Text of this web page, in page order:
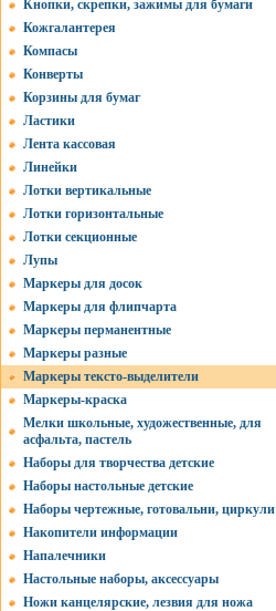
Кнопки, скрепки, зажимы для бумаги
Кожгалантерея
Компасы
Конверты
Корзины для бумаг
Ластики
Лента кассовая
Линейки
Лотки вертикальные
Лотки горизонтальные
Лотки секционные
Лупы
Маркеры для досок
Маркеры для флипчарта
Маркеры перманентные
Маркеры разные
Маркеры тексто-выделители
Маркеры-краска
Мелки школьные, художественные, для
асфальта, пастель
Наборы для творчества детские
Наборы настольные детские
Наборы чертежные, готовальни, циркули
Накопители информации
Напалечники
Настольные наборы, аксессуары
Ножи канцелярские, лезвия для ножа